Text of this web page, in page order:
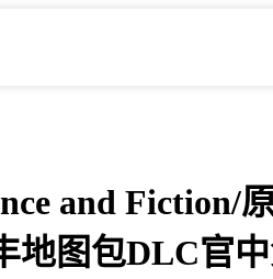
and Fiction/
地图包DLC官